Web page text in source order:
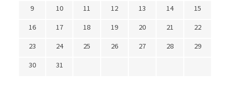
9
10 11 12 13 14
15
16
17 18 19 20 21
22
23
24 25 26 27 28
29
30
31